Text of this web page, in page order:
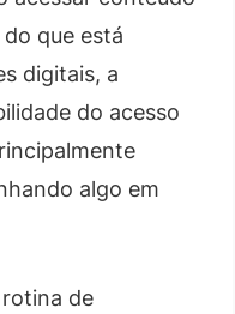
que está
digitais, a
do acesso
algo em
de